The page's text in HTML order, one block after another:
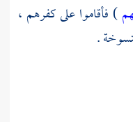
) فأقاموا على كفرهم ،
.